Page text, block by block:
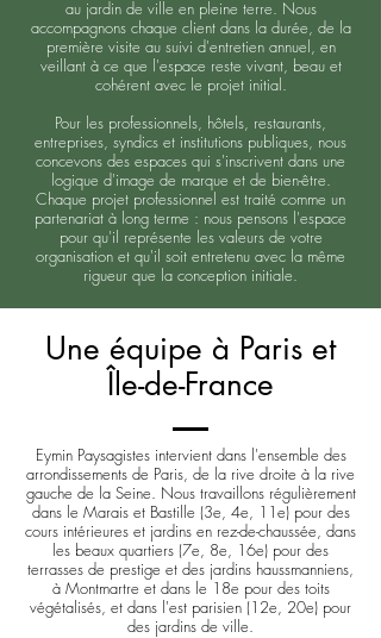
au jardin de ville en pleine terre. Nous
accompagnons chaque client dans la durée, de la
première visite au suivi d'entretien annuel, en
veillant à ce que l'espace reste vivant, beau et
cohérent avec le projet initial.
Pour les professionnels, hôtels, restaurants,
entreprises, syndics et institutions publiques, nous
concevons des espaces qui s'inscrivent dans une
logique d'image de marque et de bien-être.
Chaque projet professionnel est traité comme un
partenariat à long terme : nous pensons l'espace
pour qu'il représente les valeurs de votre
organisation et qu'il soit entretenu avec la même
rigueur que la conception initiale.
Une équipe à Paris et
Île-de-France
Eymin Paysagistes intervient dans l'ensemble des
arrondissements de Paris, de la rive droite à la rive
gauche de la Seine. Nous travaillons régulièrement
dans le Marais et Bastille (3e, 4e, 11e) pour des
cours intérieures et jardins en rez-de-chaussée, dans
les beaux quartiers (7e, 8e, 16e) pour des
terrasses de prestige et des jardins haussmanniens,
à Montmartre et dans le 18e pour des toits
végétalisés, et dans l'est parisien (12e, 20e) pour
des jardins de ville.